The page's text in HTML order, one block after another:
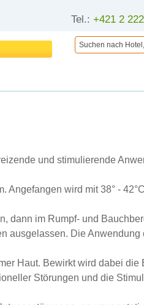
Tel.: +421 2
und stimulierende
wird mit 38° -
dann im Rumpf- und
ausgelassen. Die Anwendung
Haut. Bewirkt wird dabei die
Störungen und die